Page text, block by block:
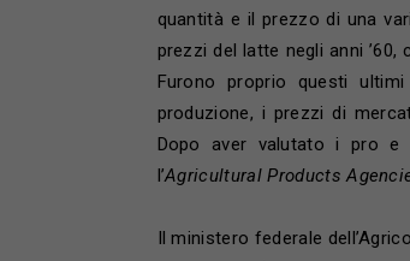
quantità e il prezzo di una
prezzi del latte negli anni
Furono proprio questi
produzione, i prezzi di
Dopo aver valutato i pro e
l’Agricultural Products
Il ministero federale